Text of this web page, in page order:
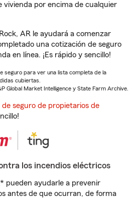
vivienda por encima de cualquier
AR le ayudará a comenzar
una cotización de seguro
en línea. ¡Es rápido y sencillo!
seguro para ver una lista completa de la
cubiertas.
Global Market Intelligence y State Farm Archive.
seguro de propietarios de
los incendios eléctricos
pueden ayudarle a prevenir
antes de que ocurran, de forma